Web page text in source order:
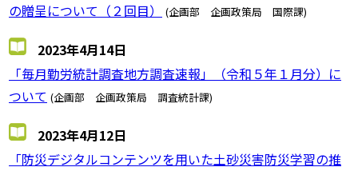
の贈呈について（２回目）
(企画部 企画政策局 国際課)
2023年4月14日
「毎月勤労統計調査地方調査速報」（令和５年１月分）に
ついて (企画部 企画政策局 調査統計課)
2023年4月12日
「防災デジタルコンテンツを用いた土砂災害防災学習の推